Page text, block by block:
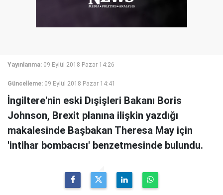
Yayınlanma: 09 Eylül 2018 Pazar 14:26
Güncelleme: 09 Eylül 2018 Pazar 14:41
İngiltere'nin eski Dışişleri Bakanı Boris
Johnson, Brexit planına ilişkin yazdığı
makalesinde Başbakan Theresa May için
'intihar bombacısı' benzetmesinde bulundu.